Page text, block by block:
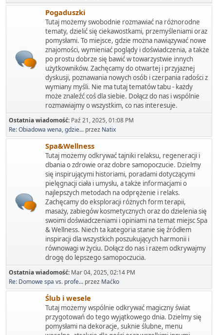
Pogaduszki
Tutaj możemy swobodnie rozmawiać na różnorodne
tematy, dzielić się ciekawostkami, przemyśleniami oraz
pomysłami. To miejsce, gdzie można nawiązywać nowe
znajomości, wymieniać poglądy i doświadczenia, a także
po prostu dobrze się bawić w towarzystwie innych
użytkowników. Zachęcamy do otwartej i przyjaznej
dyskusji, poznawania nowych osób i czerpania radości z
wymiany myśli. Nie ma tutaj tematów tabu - każdy
może znaleźć coś dla siebie. Dołącz do nas i wspólnie
rozmawiajmy o wszystkim, co nas interesuje.
Ostatnia wiadomość: Paź 21, 2025, 01:08 PM
Re: Obiadowa wena, gdzie... przez Natix
Spa&Wellness
Tutaj możemy odkrywać tajniki relaksu, regeneracji i
dbania o zdrowie oraz dobre samopoczucie. Dzielmy
się inspirującymi historiami, poradami dotyczącymi
pielęgnacji ciała i umysłu, a także informacjami o
najlepszych metodach na odprężenie i relaks.
Zachęcamy do eksploracji różnych form terapii,
masaży, zabiegów kosmetycznych oraz do dzielenia się
swoimi doświadczeniami i opiniami na temat miejsc Spa
& Wellness. Niech ta kategoria stanie się źródłem
inspiracji dla wszystkich poszukujących harmonii i
równowagi w życiu. Dołącz do nas i razem odkrywajmy
drogę do lepszego samopoczucia.
Ostatnia wiadomość: Mar 04, 2025, 02:14 PM
Re: Domowe spa vs. profe... przez Maćko
Ślub i wesele
Tutaj możemy wspólnie odkrywać magiczny świat
przygotowań do tego wyjątkowego dnia. Dzielmy się
pomysłami na dekoracje, suknie ślubne, menu